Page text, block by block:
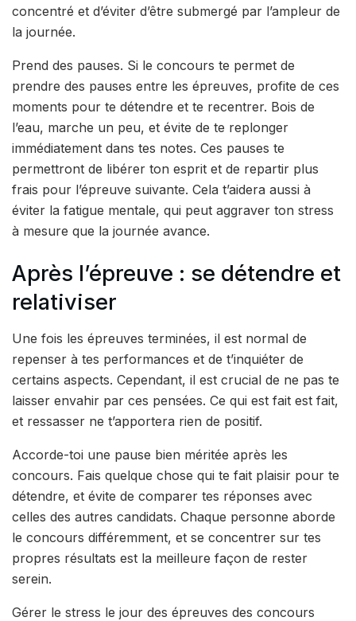
concentré et d’éviter d’être submergé par l’ampleur de
la journée.
Prend des pauses. Si le concours te permet de
prendre des pauses entre les épreuves, profite de ces
moments pour te détendre et te recentrer. Bois de
l’eau, marche un peu, et évite de te replonger
immédiatement dans tes notes. Ces pauses te
permettront de libérer ton esprit et de repartir plus
frais pour l’épreuve suivante. Cela t’aidera aussi à
éviter la fatigue mentale, qui peut aggraver ton stress
à mesure que la journée avance.
Après l’épreuve : se détendre et
relativiser
Une fois les épreuves terminées, il est normal de
repenser à tes performances et de t’inquiéter de
certains aspects. Cependant, il est crucial de ne pas te
laisser envahir par ces pensées. Ce qui est fait est fait,
et ressasser ne t’apportera rien de positif.
Accorde-toi une pause bien méritée après les
concours. Fais quelque chose qui te fait plaisir pour te
détendre, et évite de comparer tes réponses avec
celles des autres candidats. Chaque personne aborde
le concours différemment, et se concentrer sur tes
propres résultats est la meilleure façon de rester
serein.
Gérer le stress le jour des épreuves des concours